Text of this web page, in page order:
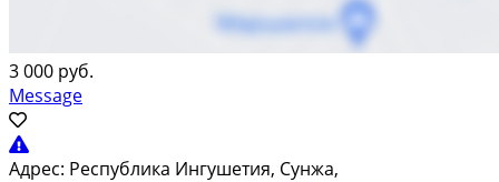
3 000 руб.
Message
Адрес: Республика Ингушетия, Сунжа,